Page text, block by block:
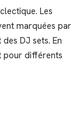
Les
marquées par
DJ sets. En
pour différents